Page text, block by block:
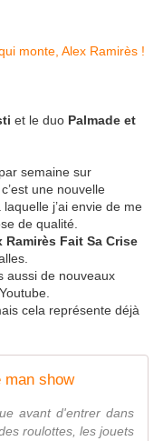
et le duo Palmade et
semaine sur
, c’est une nouvelle
j’ai envie de me
de qualité.
Ramirès Fait Sa Crise
aussi de nouveaux
cela représente déjà
show
avant d'entrer dans
roulottes, les jouets